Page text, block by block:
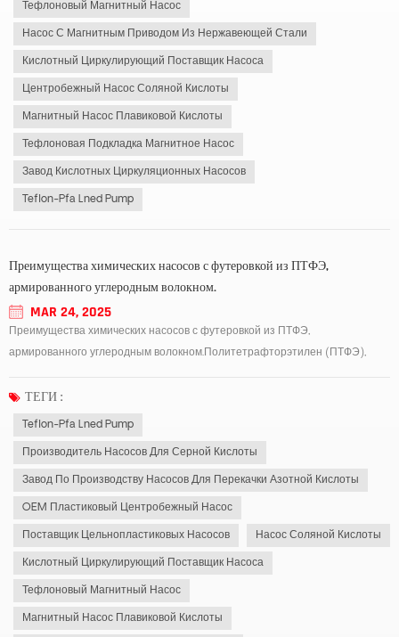
Тефлоновый Магнитный Насос
Насос С Магнитным Приводом Из Нержавеющей Стали
Кислотный Циркулирующий Поставщик Насоса
Центробежный Насос Соляной Кислоты
Магнитный Насос Плавиковой Кислоты
Тефлоновая Подкладка Магнитное Насос
Завод Кислотных Циркуляционных Насосов
Teflon-Pfa Lned Pump
Преимущества химических насосов с футеровкой из ПТФЭ,
армированного углеродным волокном.
MAR 24, 2025
Преимущества химических насосов с футеровкой из ПТФЭ,
армированного углеродным волокном.Политетрафторэтилен (ПТФЭ),
высокопроизводительный композитный материал, который сочетает в
себе высокую прочность и жесткость углеродного волокна с превосходн...
ТЕГИ :
Teflon-Pfa Lned Pump
Производитель Насосов Для Серной Кислоты
Завод По Производству Насосов Для Перекачки Азотной Кислоты
OEM Пластиковый Центробежный Насос
Поставщик Цельнопластиковых Насосов Насос Соляной Кислоты
Кислотный Циркулирующий Поставщик Насоса
Тефлоновый Магнитный Насос
Магнитный Насос Плавиковой Кислоты